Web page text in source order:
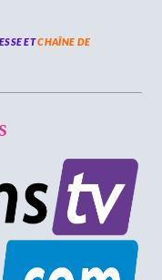
ETCHAÎNE DE